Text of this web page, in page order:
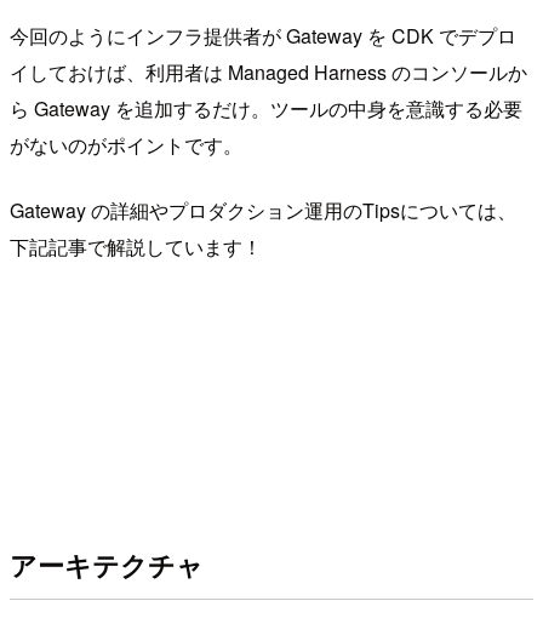
今回のようにインフラ提供者が Gateway を CDK でデプロ
イしておけば、利用者は Managed Harness のコンソールか
ら Gateway を追加するだけ。ツールの中身を意識する必要
がないのがポイントです。
Gateway の詳細やプロダクション運用のTipsについては、
下記記事で解説しています！
アーキテクチャ